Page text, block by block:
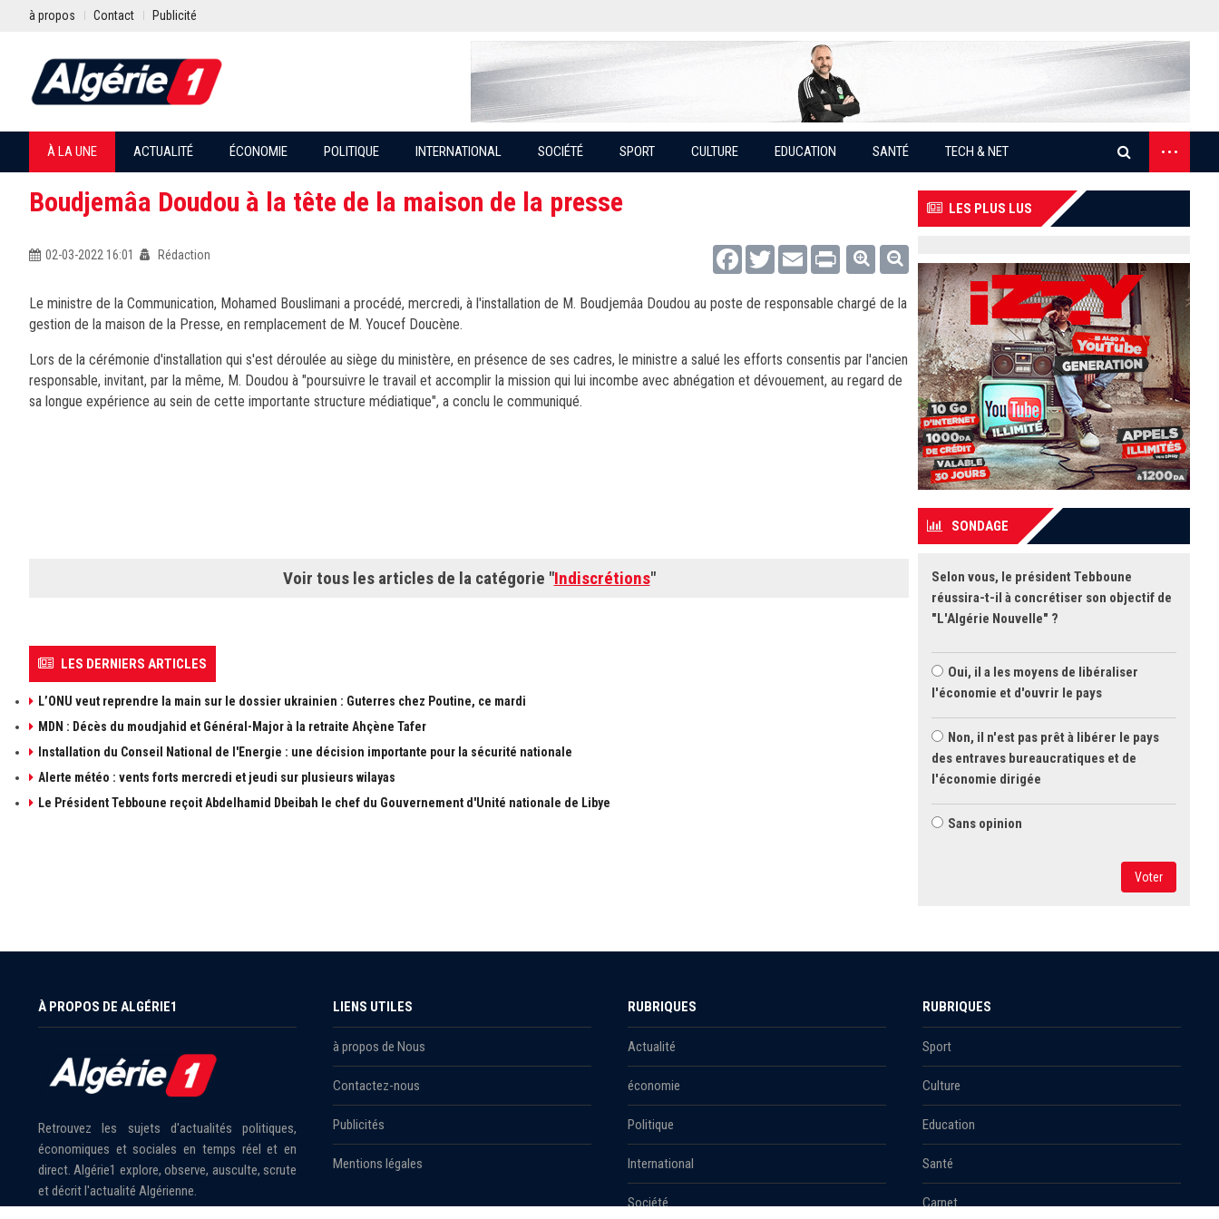
à propos Contact Publicité
À LA UNE ACTUALITÉ ÉCONOMIE POLITIQUE INTERNATIONAL SOCIÉTÉ SPORT CULTURE EDUCATION SANTÉ TECH & NET
...
Boudjemâa Doudou à la tête de la maison de la presse
02-03-2022 16:01 Rédaction FacebookTwitter Email Print
Le ministre de la Communication, Mohamed Bouslimani a procédé, mercredi, à l'installation de M. Boudjemâa Doudou au poste de responsable chargé de la
gestion de la maison de la Presse, en remplacement de M. Youcef Doucène.
Lors de la cérémonie d'installation qui s'est déroulée au siège du ministère, en présence de ses cadres, le ministre a salué les efforts consentis par l'ancien
responsable, invitant, par la même, M. Doudou à "poursuivre le travail et accomplir la mission qui lui incombe avec abnégation et dévouement, au regard de
sa longue expérience au sein de cette importante structure médiatique", a conclu le communiqué.
Voir tous les articles de la catégorie "Indiscrétions"
LES DERNIERS ARTICLES
L’ONU veut reprendre la main sur le dossier ukrainien : Guterres chez Poutine, ce mardi
MDN : Décès du moudjahid et Général-Major à la retraite Ahçène Tafer
Installation du Conseil National de l'Energie : une décision importante pour la sécurité nationale
Alerte météo : vents forts mercredi et jeudi sur plusieurs wilayas
Le Président Tebboune reçoit Abdelhamid Dbeibah le chef du Gouvernement d'Unité nationale de Libye
LES PLUS LUS
SONDAGE
Selon vous, le président Tebboune
réussira-t-il à concrétiser son objectif de
"L'Algérie Nouvelle" ?
Oui, il a les moyens de libéraliser
l'économie et d'ouvrir le pays
Non, il n'est pas prêt à libérer le pays
des entraves bureaucratiques et de
l'économie dirigée
Sans opinion
Voter
À PROPOS DE ALGÉRIE1
Retrouvez les sujets d'actualités politiques,
économiques et sociales en temps réel et en
direct. Algérie1 explore, observe, ausculte, scrute
et décrit l'actualité Algérienne.
LIENS UTILES
à propos de Nous
Contactez-nous
Publicités
Mentions légales
RUBRIQUES
Actualité
économie
Politique
International
Société
RUBRIQUES
Sport
Culture
Education
Santé
Carnet